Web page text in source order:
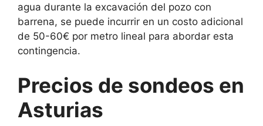
agua durante la excavación del pozo con
barrena, se puede incurrir en un costo adicional
de 50-60€ por metro lineal para abordar esta
contingencia.
Precios de sondeos en
Asturias